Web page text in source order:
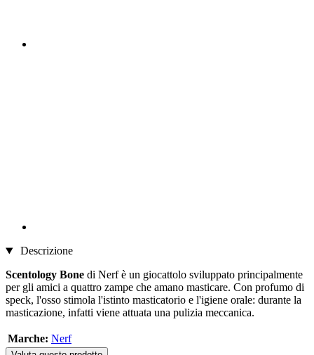
Descrizione
Scentology Bone di Nerf è un giocattolo sviluppato principalmente
per gli amici a quattro zampe che amano masticare. Con profumo di
speck, l'osso stimola l'istinto masticatorio e l'igiene orale: durante la
masticazione, infatti viene attuata una pulizia meccanica.
Marche: Nerf